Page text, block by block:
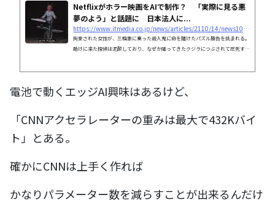
Netflixがホラー映画をAIで制作？ 「実際に見る悪
夢のよう」と話題に 日本法人に...
https://www.itmedia.co.jp/news/articles/2110/14/news107.html
拘束された女性が、三輪車に乗った殺人鬼に命を賭けたパズル勝負を挑まれる。
助けに来た探偵は泥酔しており、なぜか降ってきたクジラにつぶされて圧死する
電池で動くエッジAI興味はあるけど、
「CNNアクセラレーターの重みは最大で432Kバイ
ト」とある。
確かにCNNは上手く作れば
かなりパラメーター数を減らすことが出来るんだけ